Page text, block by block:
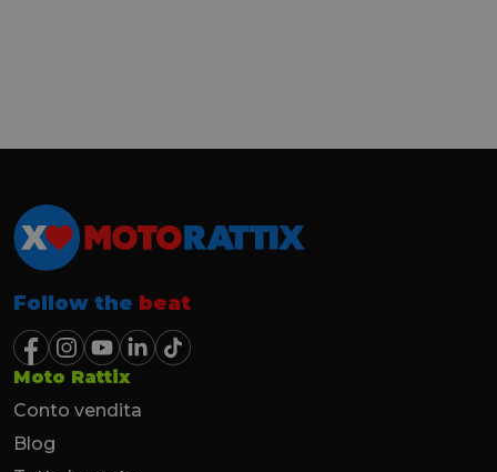
Follow the beat
Moto Rattix
Conto vendita
Blog